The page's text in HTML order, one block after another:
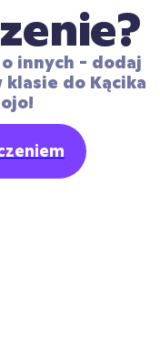
innych - dodaj
do Kącika